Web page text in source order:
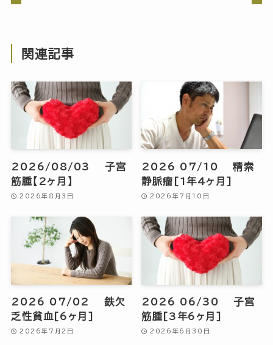
関連記事
2026/08/03 子宮
筋腫【2ヶ月】
2026年8月3日
2026 07/10 精索
静脈瘤[1年4ヶ月]
2026年7月10日
2026 07/02 鉄欠
乏性貧血[6ヶ月]
2026年7月2日
2026 06/30 子宮
筋腫[3年6ヶ月]
2026年6月30日